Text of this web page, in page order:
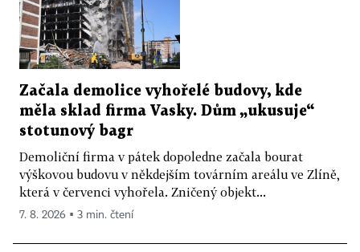
Začala demolice vyhořelé budovy, kde
měla sklad firma Vasky. Dům „ukusuje“
stotunový bagr
Demoliční firma v pátek dopoledne začala bourat
výškovou budovu v někdejším továrním areálu ve Zlíně,
která v červenci vyhořela. Zničený objekt...
7. 8. 2026 ▪ 3 min. čtení